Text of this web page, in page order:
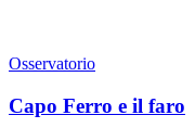
Osservatorio
Capo Ferro e il faro